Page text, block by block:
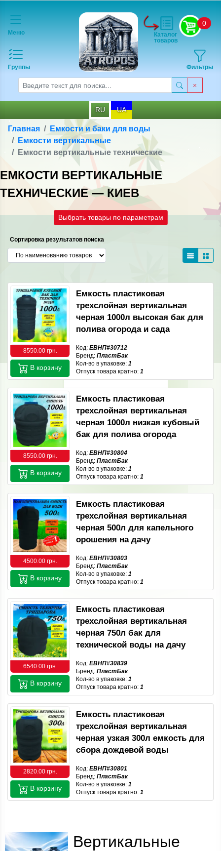
Меню
Группы
0
Фильтры
Каталог
товаров
RU UA
Главная
Емкости и баки для воды
Емкости вертикальные
Емкости вертикальные технические
ЕМКОСТИ ВЕРТИКАЛЬНЫЕ
ТЕХНИЧЕСКИЕ — КИЕВ
Выбрать товары по параметрам
Сортировка результатов поиска
8550.00 грн.
Емкость пластиковая
трехслойная вертикальная
черная 1000л высокая бак для
полива огорода и сада
Код: ЕВНП#30712
Бренд: ПластБак
Кол-во в упаковке: 1
Отпуск товара кратно: 1
В корзину
8550.00 грн.
Емкость пластиковая
трехслойная вертикальная
черная 1000л низкая кубовый
бак для полива огорода
Код: ЕВНП#30804
Бренд: ПластБак
Кол-во в упаковке: 1
Отпуск товара кратно: 1
В корзину
4500.00 грн.
Емкость пластиковая
трехслойная вертикальная
черная 500л для капельного
орошения на дачу
Код: ЕВНП#30803
Бренд: ПластБак
Кол-во в упаковке: 1
Отпуск товара кратно: 1
В корзину
6540.00 грн.
Емкость пластиковая
трехслойная вертикальная
черная 750л бак для
технической воды на дачу
Код: ЕВНП#30839
Бренд: ПластБак
Кол-во в упаковке: 1
Отпуск товара кратно: 1
В корзину
2820.00 грн.
Емкость пластиковая
трехслойная вертикальная
черная узкая 300л емкость для
сбора дождевой воды
Код: ЕВНП#30801
Бренд: ПластБак
Кол-во в упаковке: 1
Отпуск товара кратно: 1
В корзину
Вертикальные